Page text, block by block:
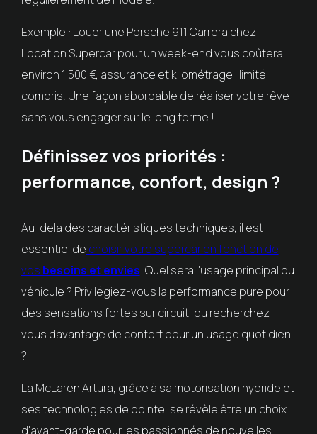
Exemple : Louer une Porsche 911 Carrera chez
Location Supercar pour un week-end vous coûtera
environ 1 500 €, assurance et kilométrage illimité
compris. Une façon abordable de réaliser votre rêve
sans vous engager sur le long terme !
Définissez vos priorités :
performance, confort, design ?
Au-delà des caractéristiques techniques, il est
essentiel de choisir votre supercar en fonction de
vos besoins et envies. Quel sera l'usage principal du
véhicule ? Privilégiez-vous la performance pure pour
des sensations fortes sur circuit, ou recherchez-
vous davantage de confort pour un usage quotidien
?
La McLaren Artura, grâce à sa motorisation hybride et
ses technologies de pointe, se révèle être un choix
d'avant-garde pour les passionnés de nouvelles